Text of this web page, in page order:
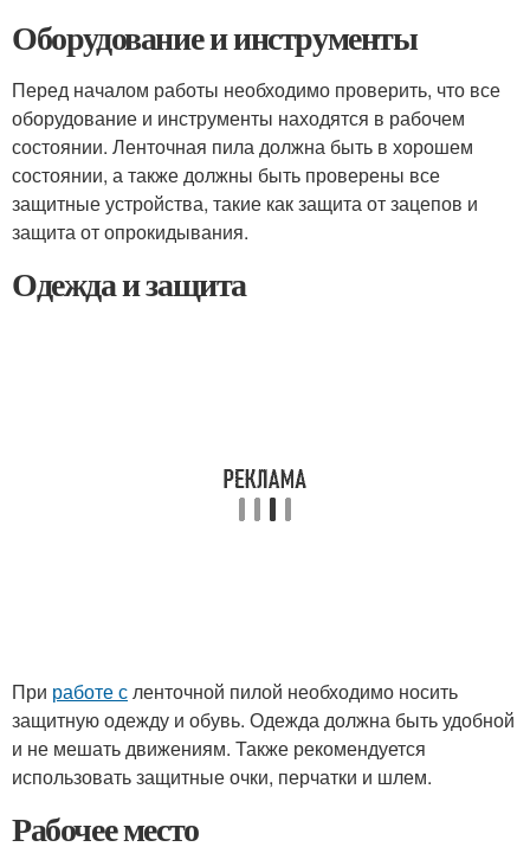
Оборудование и инструменты
Перед началом работы необходимо проверить, что все
оборудование и инструменты находятся в рабочем
состоянии. Ленточная пила должна быть в хорошем
состоянии, а также должны быть проверены все
защитные устройства, такие как защита от зацепов и
защита от опрокидывания.
Одежда и защита
При работе сленточной пилой необходимо носить
защитную одежду и обувь. Одежда должна быть удобной
и не мешать движениям. Также рекомендуется
использовать защитные очки, перчатки и шлем.
Рабочее место